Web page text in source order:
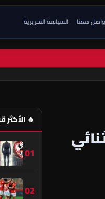
معنا السياسة التحريرية
🔥 الأكثر
01
02